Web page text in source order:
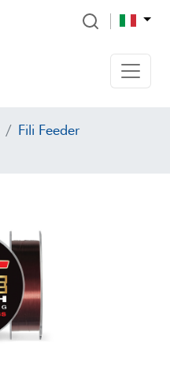
Fili Feeder